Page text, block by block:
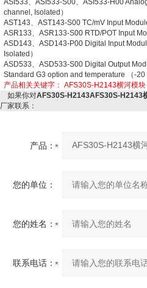
ASI533、ASI533-S00、ASI533-H00
channel, Isolated）
AST143、AST143-S00 TC/mV Input
ASR133、ASR133-S00 RTD/POT Input
ASD143、ASD143-P00 Digital Input
Isolated）
ASD533、ASD533-S00 Digital Output
Standard G3 option and temperature （-20
产品相关关键字： AFS30S-H2143横河模块
如果你对AFS30S-H2143AFS30S-H2143
厂家联系：
产品：
您的单位：
您的姓名：
联系电话：